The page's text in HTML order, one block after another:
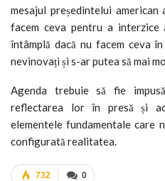
mesajul președintelui american
facem ceva pentru a interzice
întâmplă dacă nu facem ceva
nevinovați și s-ar putea să mai
Agenda trebuie să fie
reflectarea lor în presă și
elementele fundamentale care
configurată realitatea.
0
732